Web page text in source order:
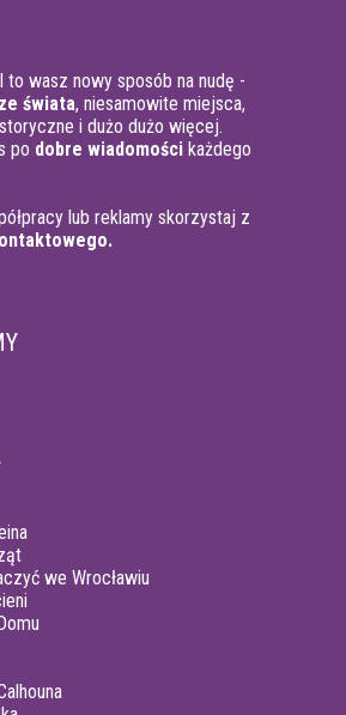
to wasz nowy sposób na nudę -
świata, niesamowite miejsca,
i dużo dużo więcej.
po dobre wiadomości każdego
lub reklamy skorzystaj z
we Wrocławiu